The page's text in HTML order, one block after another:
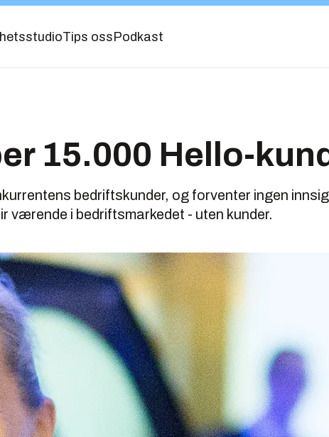
Tips oss Podkast
15.000 Hello-
bedriftskunder, og forventer ingen
værende i bedriftsmarkedet - uten kunder.